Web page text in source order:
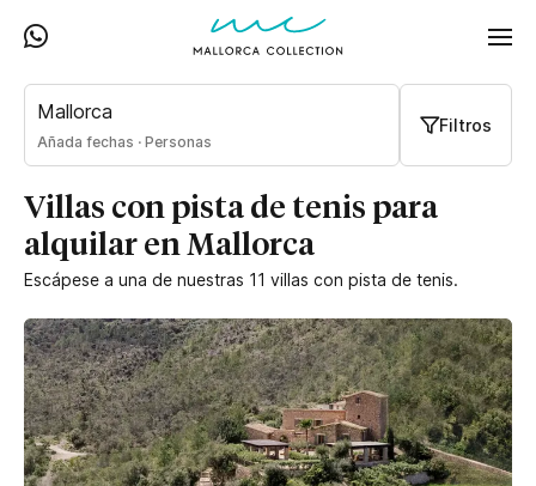
Mallorca
Añada fechas · Personas
Filtros
Villas con pista de tenis para
alquilar en Mallorca
Escápese a una de nuestras 11 villas con pista de tenis.